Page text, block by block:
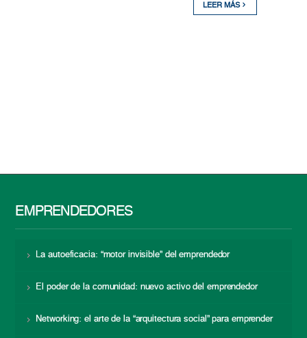
LEER MÁS
EMPRENDEDORES
La autoeficacia: “motor invisible” del emprendedor
El poder de la comunidad: nuevo activo del emprendedor
Networking: el arte de la “arquitectura social” para emprender